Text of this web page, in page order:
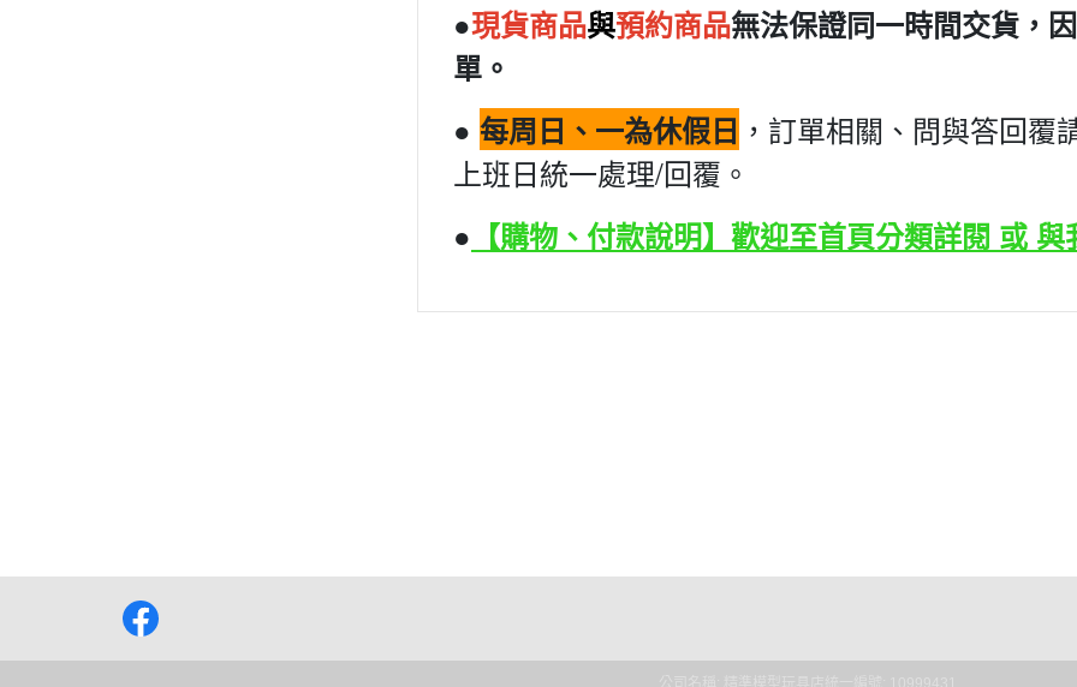
●現貨商品與預約商品無法保證同一時間交貨，
單。
● 每周日、一為休假日 ，訂單相關、問與答回
上班日統一處理/回覆。
● 【購物、付款說明】歡迎至首頁分類詳閱 或